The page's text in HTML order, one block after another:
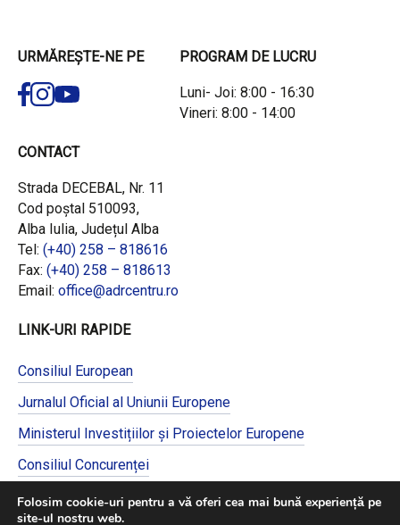
URMĂREȘTE-NE PE PROGRAM DE LUCRU
Luni- Joi: 8:00 - 16:30
Vineri: 8:00 - 14:00
CONTACT
Strada DECEBAL, Nr. 11
Cod poștal 510093,
Alba Iulia, Județul Alba
Tel: (+40) 258 – 818616
Fax: (+40) 258 – 818613
Email: office@adrcentru.ro
LINK-URI RAPIDE
Consiliul European
Jurnalul Oficial al Uniunii Europene
Ministerul Investițiilor și Proiectelor Europene
Consiliul Concurenței
programe cofinanțate de Uniunea Europeană,
Folosim cookie-uri pentru a vă oferi cea mai bună experiență pe
site-ul nostru web.